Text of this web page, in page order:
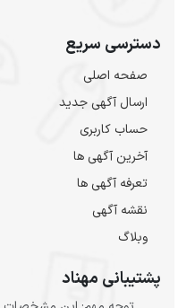
دسترسی سریع
صفحه اصلی
ارسال‌ آگهی جدید
حساب کاربری
آخرین آگهی ها
تعرفه آگهی ها
نقشه آگهی
وبلاگ
پشتیبانی مهناد